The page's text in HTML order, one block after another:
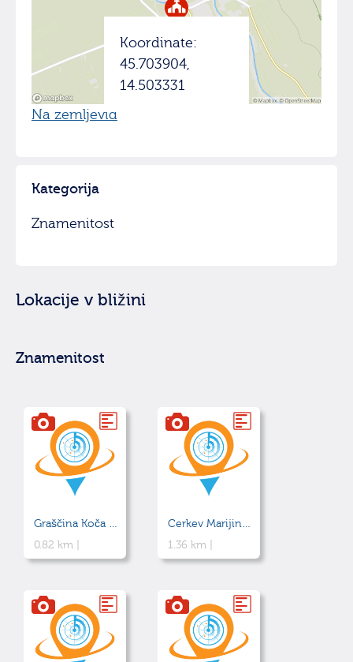
Koordinate:
45.703904,
14.503331
Na zemljevid
Kategorija
Znamenitost
Lokacije v bližini
Znamenitost
Graščina Koča vas
0.82 km |
Cerkev Marijinega vnebovzetja
1.36 km |